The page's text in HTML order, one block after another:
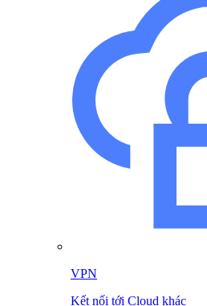
VPN
Kết nối tới Cloud khác